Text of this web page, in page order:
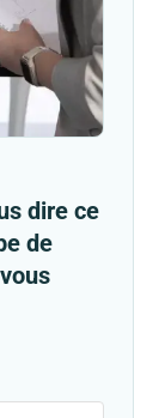
dire ce
de